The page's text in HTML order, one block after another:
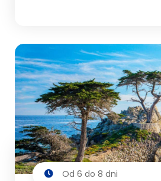
Od 6 do 8 dni